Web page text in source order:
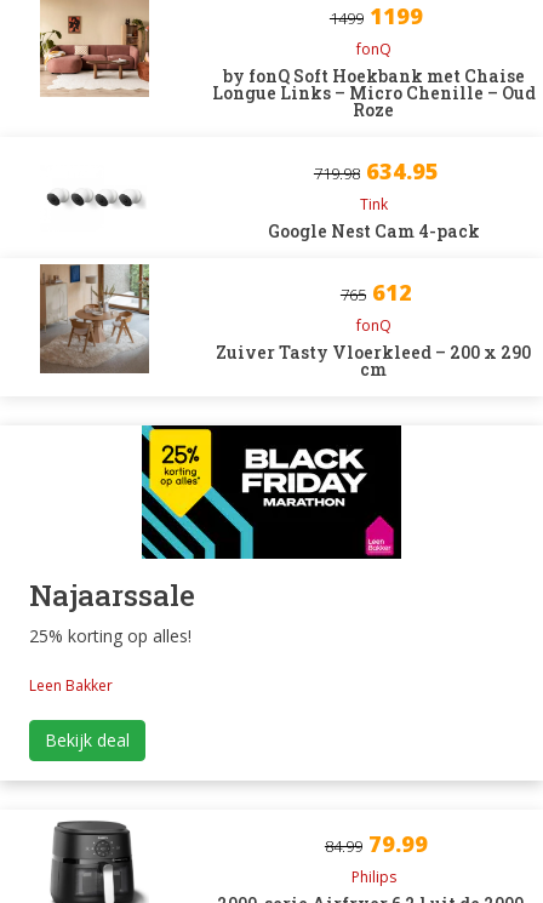
1499 1199
fonQ
by fonQ Soft Hoekbank met Chaise
Longue Links – Micro Chenille – Oud
Roze
719.98 634.95
Tink
Google Nest Cam 4-pack
765 612
fonQ
Zuiver Tasty Vloerkleed – 200 x 290
cm
Najaarssale
25% korting op alles!
Leen Bakker
Bekijk deal
84.99 79.99
Philips